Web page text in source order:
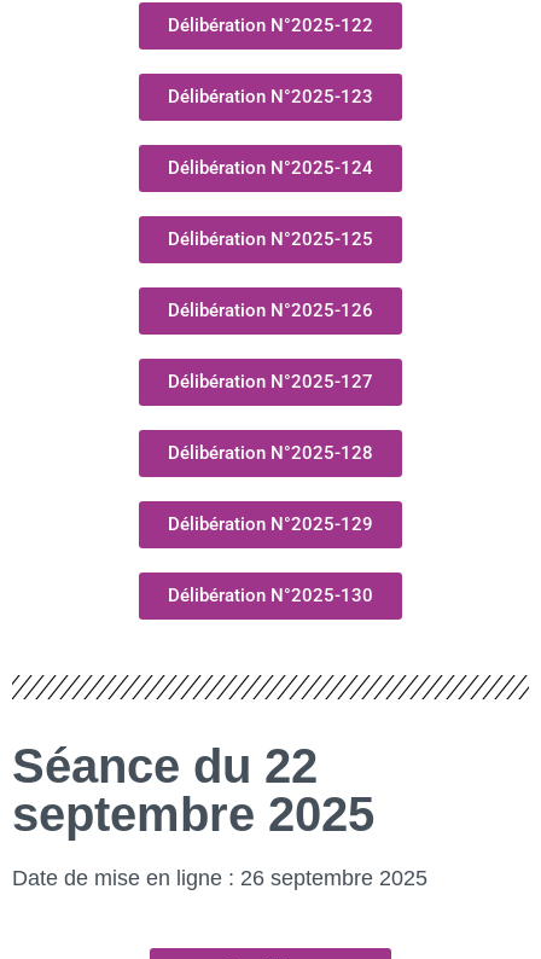
Délibération N°2025-122
Délibération N°2025-123
Délibération N°2025-124
Délibération N°2025-125
Délibération N°2025-126
Délibération N°2025-127
Délibération N°2025-128
Délibération N°2025-129
Délibération N°2025-130
Séance du 22
septembre 2025
Date de mise en ligne : 26 septembre 2025